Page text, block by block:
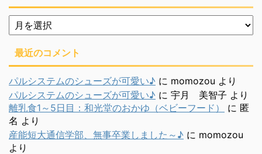
月
別
最近のコメント
パルシステムのシューズが可愛い♪ に momozou より
パルシステムのシューズが可愛い♪ に 宇月 美智子 より
離乳食1～5日目：和光堂のおかゆ（ベビーフード）
に 匿
名 より
産能短大通信学部、無事卒業しました～♪ に momozou
より